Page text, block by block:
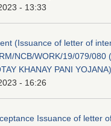
- 13:33
(Issuance of letter of
NCB/WORK/19/079/080
KHANAY PANI YOJANA)
- 16:26
Issuance of letter